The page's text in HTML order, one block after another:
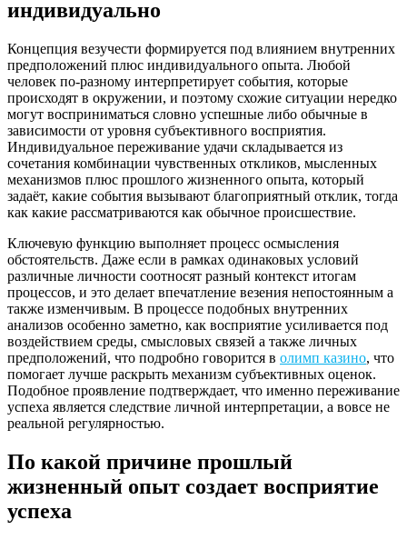
индивидуально
Концепция везучести формируется под влиянием внутренних
предположений плюс индивидуального опыта. Любой
человек по-разному интерпретирует события, которые
происходят в окружении, и поэтому схожие ситуации нередко
могут восприниматься словно успешные либо обычные в
зависимости от уровня субъективного восприятия.
Индивидуальное переживание удачи складывается из
сочетания комбинации чувственных откликов, мысленных
механизмов плюс прошлого жизненного опыта, который
задаёт, какие события вызывают благоприятный отклик, тогда
как какие рассматриваются как обычное происшествие.
Ключевую функцию выполняет процесс осмысления
обстоятельств. Даже если в рамках одинаковых условий
различные личности соотносят разный контекст итогам
процессов, и это делает впечатление везения непостоянным а
также изменчивым. В процессе подобных внутренних
анализов особенно заметно, как восприятие усиливается под
воздействием среды, смысловых связей а также личных
предположений, что подробно говорится в олимп казино, что
помогает лучше раскрыть механизм субъективных оценок.
Подобное проявление подтверждает, что именно переживание
успеха является следствие личной интерпретации, а вовсе не
реальной регулярностью.
По какой причине прошлый
жизненный опыт создает восприятие
успеха